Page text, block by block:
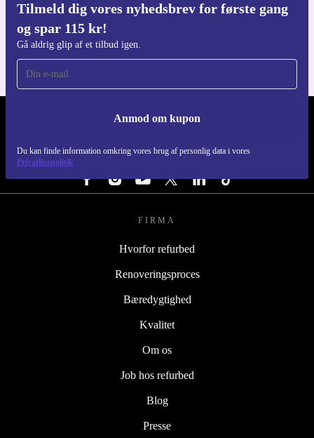
Tilmeld dig vores nyhedsbrev for første gang
og spar 115 kr!
Gå aldrig glip af et tilbud igen.
Anmod om kupon
Du kan finde information omkring vores brug af personlig data i vores
Privatlivspolitik
Download refurbed appen
REFURBED DANMARK - RETHINK NEW.
FØLG OS
FIRMA
Hvorfor refurbed
Renoveringsproces
Bæredygtighed
Kvalitet
Om os
Job hos refurbed
Blog
Presse